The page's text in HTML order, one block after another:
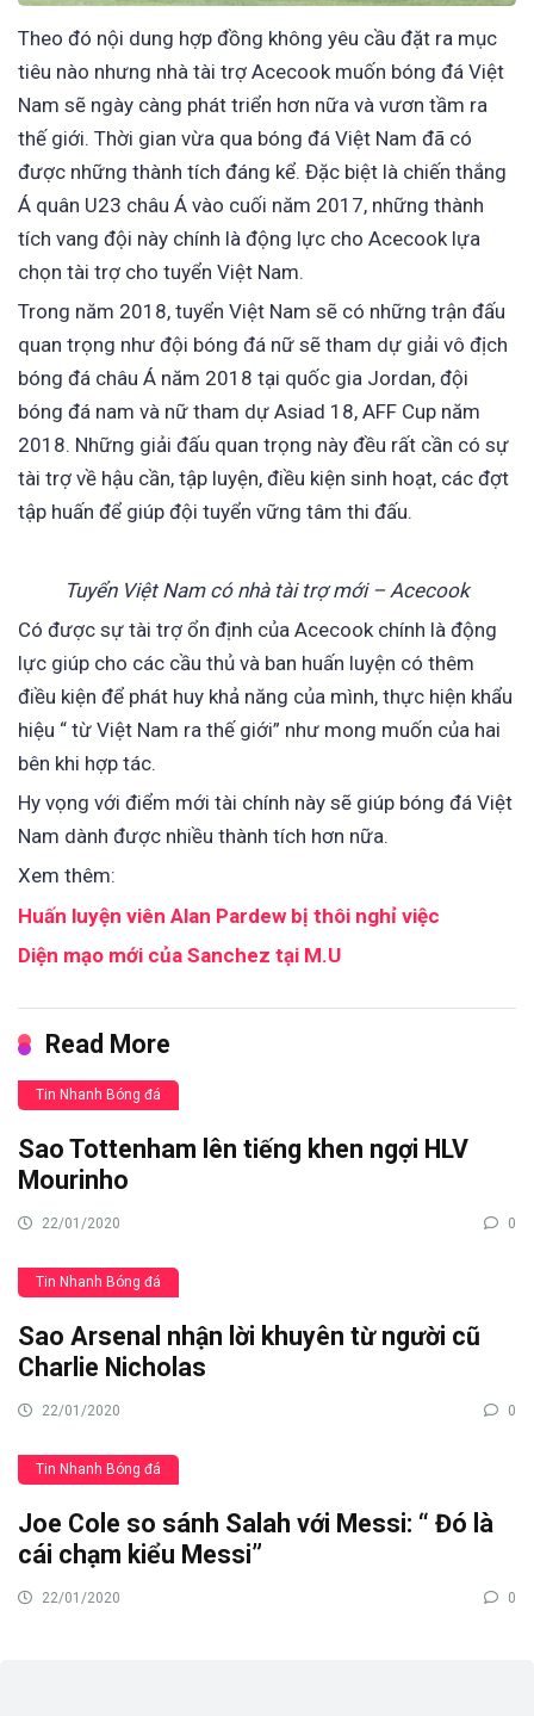
Theo đó nội dung hợp đồng không yêu cầu đặt ra mục
tiêu nào nhưng nhà tài trợ Acecook muốn bóng đá Việt
Nam sẽ ngày càng phát triển hơn nữa và vươn tầm ra
thế giới. Thời gian vừa qua bóng đá Việt Nam đã có
được những thành tích đáng kể. Đặc biệt là chiến thắng
Á quân U23 châu Á vào cuối năm 2017, những thành
tích vang đội này chính là động lực cho Acecook lựa
chọn tài trợ cho tuyển Việt Nam.
Trong năm 2018, tuyển Việt Nam sẽ có những trận đấu
quan trọng như đội bóng đá nữ sẽ tham dự giải vô địch
bóng đá châu Á năm 2018 tại quốc gia Jordan, đội
bóng đá nam và nữ tham dự Asiad 18, AFF Cup năm
2018. Những giải đấu quan trọng này đều rất cần có sự
tài trợ về hậu cần, tập luyện, điều kiện sinh hoạt, các đợt
tập huấn để giúp đội tuyển vững tâm thi đấu.
Tuyển Việt Nam có nhà tài trợ mới – Acecook
Có được sự tài trợ ổn định của Acecook chính là động
lực giúp cho các cầu thủ và ban huấn luyện có thêm
điều kiện để phát huy khả năng của mình, thực hiện khẩu
hiệu “ từ Việt Nam ra thế giới” như mong muốn của hai
bên khi hợp tác.
Hy vọng với điểm mới tài chính này sẽ giúp bóng đá Việt
Nam dành được nhiều thành tích hơn nữa.
Xem thêm:
Huấn luyện viên Alan Pardew bị thôi nghỉ việc
Diện mạo mới của Sanchez tại M.U
Read More
Tin Nhanh Bóng đá
Sao Tottenham lên tiếng khen ngợi HLV
Mourinho
22/01/2020 0
Tin Nhanh Bóng đá
Sao Arsenal nhận lời khuyên từ người cũ
Charlie Nicholas
22/01/2020 0
Tin Nhanh Bóng đá
Joe Cole so sánh Salah với Messi: “ Đó là
cái chạm kiểu Messi”
22/01/2020 0